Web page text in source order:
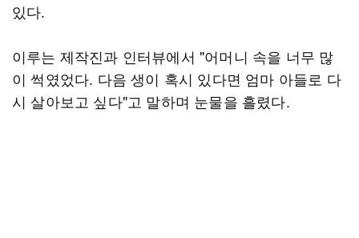
있다.
이루는 제작진과 인터뷰에서 "어머니 속을 너무 많
이 썩였었다. 다음 생이 혹시 있다면 엄마 아들로 다
시 살아보고 싶다"고 말하며 눈물을 흘렸다.